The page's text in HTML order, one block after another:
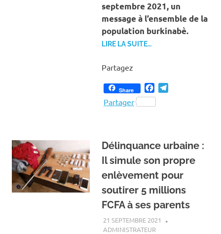
septembre 2021, un
message à l’ensemble de la
population burkinabè.
LIRE LA SUITE…
Partagez
Share Facebook
Partager
Délinquance urbaine :
Il simule son propre
enlèvement pour
soutirer 5 millions
FCFA à ses parents
21 SEPTEMBRE 2021
ADMINISTRATEURA LA UNE